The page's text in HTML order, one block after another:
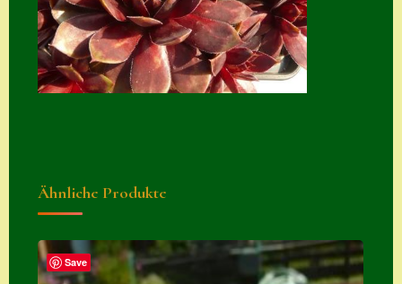
Zahlung
Zahlungs- &
Versandinfos
Ähnliche Produkte
Save